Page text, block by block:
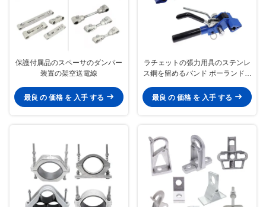
保護付属品のスペーサのダンパー
装置の架空送電線
最良 の 価格 を 入手 する
ラチェットの張力用具のステンレ
ス鋼を留めるバンド ポーランド人
最良 の 価格 を 入手 する